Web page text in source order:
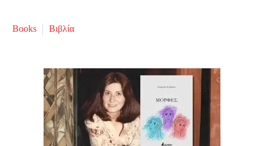
Books Βιβλία